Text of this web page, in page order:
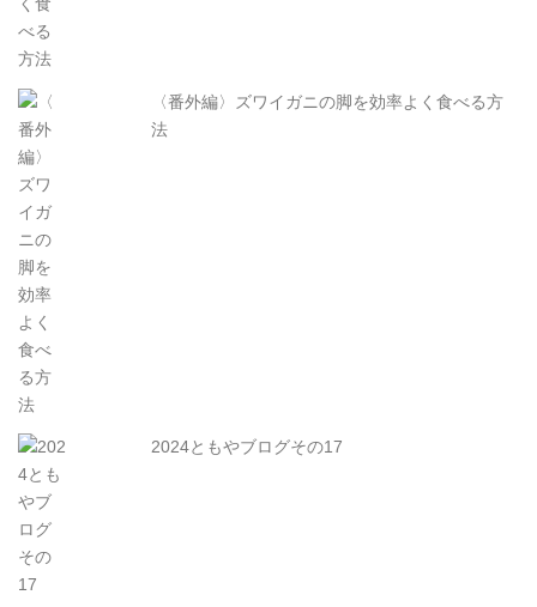
〈番外編〉ズワイガニの脚を効率よく食べる方
法
2024ともやブログその17